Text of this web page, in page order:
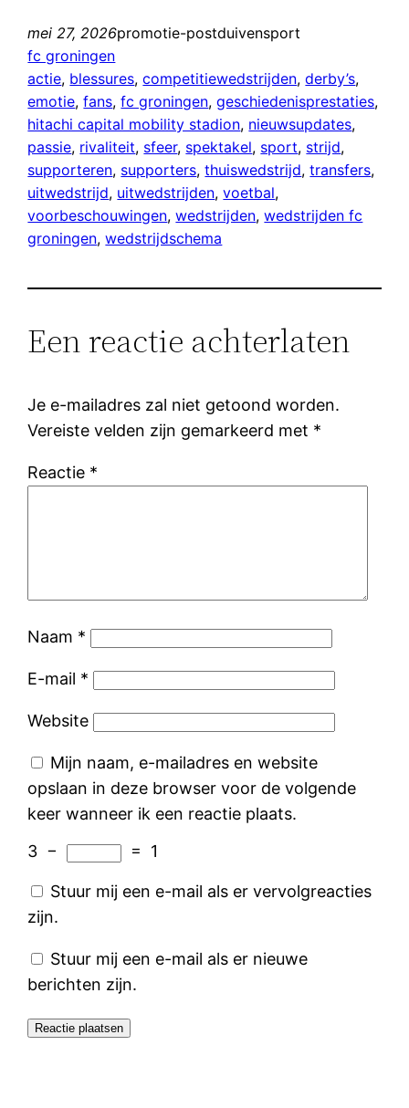
mei 27, 2026promotie-postduivensport
fc groningen
actie, blessures, competitiewedstrijden, derby’s
emotie, fans, fc groningen, geschiedenisprestaties
hitachi capital mobility stadion, nieuwsupdates
passie, rivaliteit, sfeer, spektakel, sport, strijd
supporteren, supporters, thuiswedstrijd, transfers
uitwedstrijd, uitwedstrijden, voetbal
voorbeschouwingen, wedstrijden, wedstrijden fc
groningen, wedstrijdschema
Een reactie achterlaten
Je e-mailadres zal niet getoond worden.
Vereiste velden zijn gemarkeerd met *
Reactie *
Naam *
E-mail *
Website
Mijn naam, e-mailadres en website
opslaan in deze browser voor de volgende
keer wanneer ik een reactie plaats.
3 − = 1
Stuur mij een e-mail als er vervolgreacties
zijn.
Stuur mij een e-mail als er nieuwe
berichten zijn.